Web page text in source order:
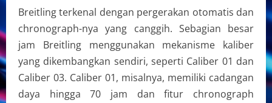
Breitling terkenal dengan pergerakan otomatis dan
chronograph-nya yang canggih. Sebagian besar
jam Breitling menggunakan mekanisme kaliber
yang dikembangkan sendiri, seperti Caliber 01 dan
Caliber 03. Caliber 01, misalnya, memiliki cadangan
daya hingga 70 jam dan fitur chronograph